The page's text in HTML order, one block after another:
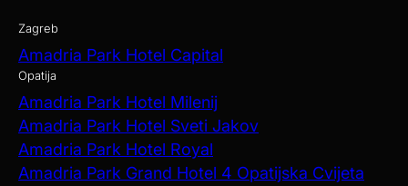
Zagreb
Amadria Park Hotel Capital
Opatija
Amadria Park Hotel Milenij
Amadria Park Hotel Sveti Jakov
Amadria Park Hotel Royal
Amadria Park Grand Hotel 4 Opatijska Cvijeta